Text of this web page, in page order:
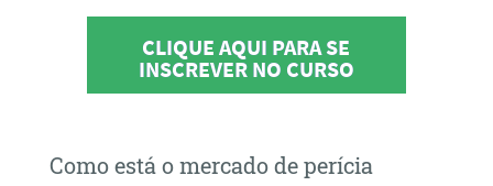
CLIQUE AQUI PARA SE
INSCREVER NO CURSO
Como está o mercado de perícia